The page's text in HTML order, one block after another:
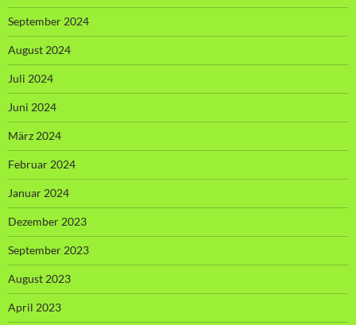
September 2024
August 2024
Juli 2024
Juni 2024
März 2024
Februar 2024
Januar 2024
Dezember 2023
September 2023
August 2023
April 2023